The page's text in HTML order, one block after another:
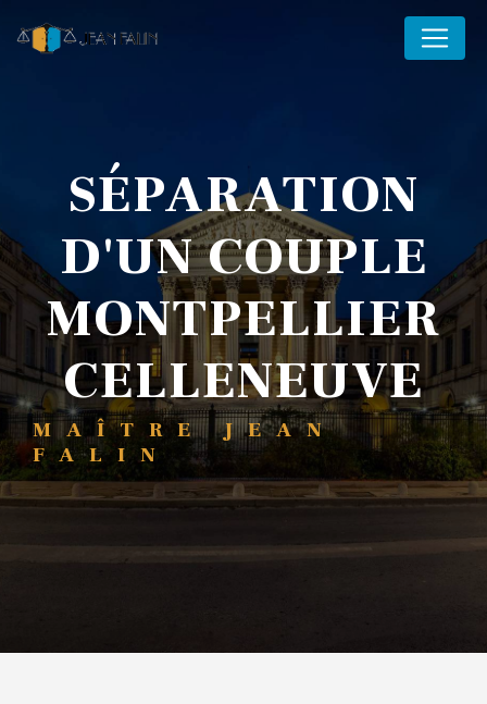
SÉPARATION
D'UN COUPLE
MONTPELLIER
CELLENEUVE
MAÎTRE JEAN
FALIN